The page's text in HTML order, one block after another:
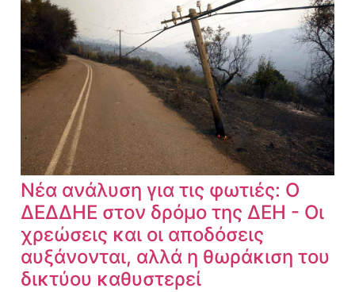
Νέα ανάλυση για τις φωτιές: Ο
ΔΕΔΔΗΕ στον δρόμο της ΔΕΗ - Οι
χρεώσεις και οι αποδόσεις
αυξάνονται, αλλά η θωράκιση του
δικτύου καθυστερεί